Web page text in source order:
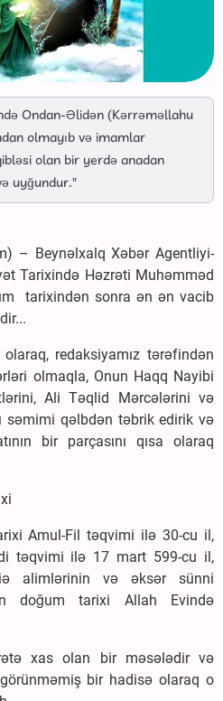
Ondan-Əlidən (Kərrəməllahu
olmayıb və imamlar
olan bir yerdə anadan
uyğundur."
– Beynəlxalq Xəbər Agentliyi-
Tarixində Həzrəti Muhəmməd
tarixindən sonra ən ən vacib
redaksiyamız tərəfindən
olmaqla, Onun Haqq Nayibi
Ali Təqlid Mərcələrini və
səmimi qəlbdən təbrik edirik və
bir parçasını qısa olaraq
Amul-Fil təqvimi ilə 30-cu il,
təqvimi ilə 17 mart 599-cu il,
alimlərinin və əksər sünni
doğum tarixi Allah Evində
xas olan bir məsələdir və
bir hadisə olaraq o